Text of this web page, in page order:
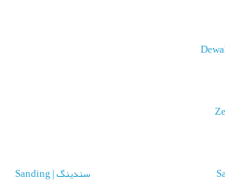
سندینگ | Sanding